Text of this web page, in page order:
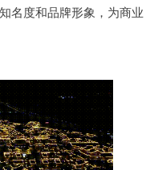
名度和品牌形象，为商业